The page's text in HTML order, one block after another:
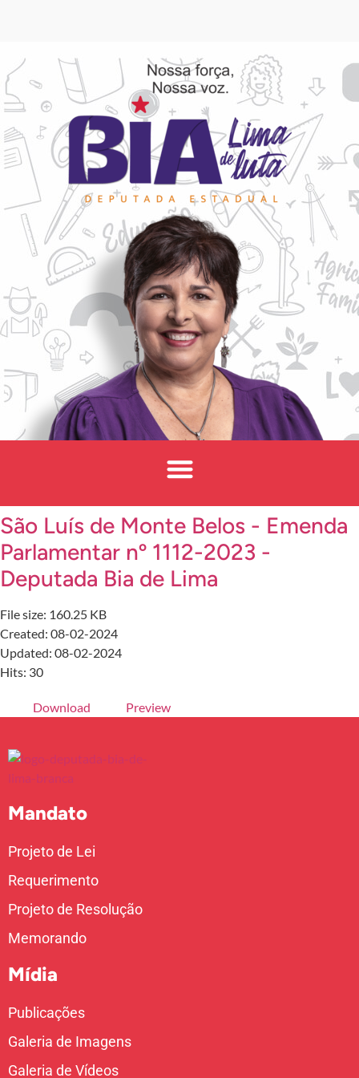
São Luís de Monte Belos - Emenda
Parlamentar nº 1112-2023 -
Deputada Bia de Lima
File size: 160.25 KB
Created: 08-02-2024
Updated: 08-02-2024
Hits: 30
Download Preview
Mandato
Projeto de Lei
Requerimento
Projeto de Resolução
Memorando
Mídia
Publicações
Galeria de Imagens
Galeria de Vídeos